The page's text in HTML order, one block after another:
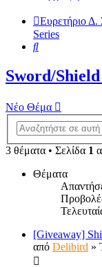
Ευρετήριο Δ.
Series
Αναζήτηση
Sword/
Νέο Θέμα
3 θέματα • Σελίδα 1
Θέματα
[Giveaway]
από Delibird »